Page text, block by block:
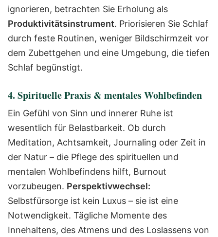
ignorieren, betrachten Sie Erholung als
Produktivitätsinstrument. Priorisieren Sie Schlaf
durch feste Routinen, weniger Bildschirmzeit vor
dem Zubettgehen und eine Umgebung, die tiefen
Schlaf begünstigt.
4. Spirituelle Praxis & mentales Wohlbefinden
Ein Gefühl von Sinn und innerer Ruhe ist
wesentlich für Belastbarkeit. Ob durch
Meditation, Achtsamkeit, Journaling oder Zeit in
der Natur – die Pflege des spirituellen und
mentalen Wohlbefindens hilft, Burnout
vorzubeugen. Perspektivwechsel:
Selbstfürsorge ist kein Luxus – sie ist eine
Notwendigkeit. Tägliche Momente des
Innehaltens, des Atmens und des Loslassens von